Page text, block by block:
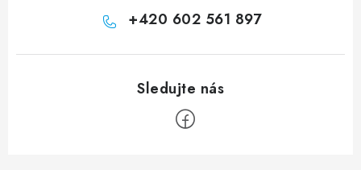
+420 602 561 897